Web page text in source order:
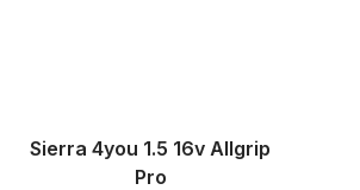
Sierra 4you 1.5 16v Allgrip
Pro